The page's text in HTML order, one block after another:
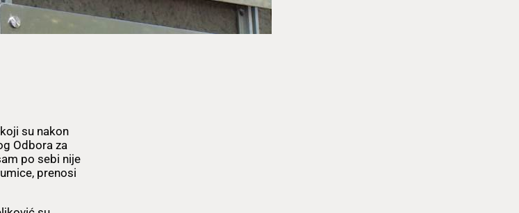
su nakon
Odbora za
po sebi nije
prenosi